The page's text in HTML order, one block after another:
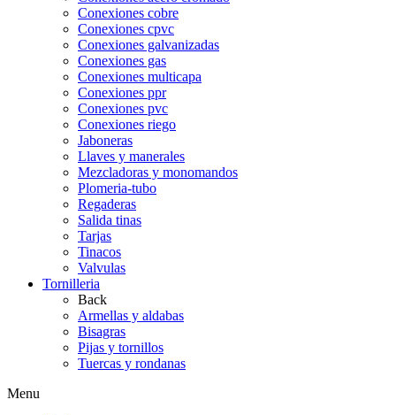
Conexiones cobre
Conexiones cpvc
Conexiones galvanizadas
Conexiones gas
Conexiones multicapa
Conexiones ppr
Conexiones pvc
Conexiones riego
Jaboneras
Llaves y manerales
Mezcladoras y monomandos
Plomeria-tubo
Regaderas
Salida tinas
Tarjas
Tinacos
Valvulas
Tornilleria
Back
Armellas y aldabas
Bisagras
Pijas y tornillos
Tuercas y rondanas
Menu